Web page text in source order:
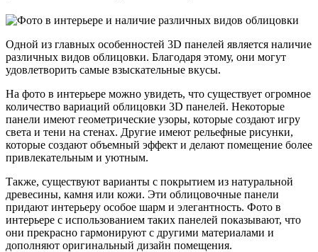
Одной из главных особенностей 3D панелей является наличие
различных видов облицовки. Благодаря этому, они могут
удовлетворить самые взыскательные вкусы.
На фото в интерьере можно увидеть, что существует огромное
количество вариаций облицовки 3D панелей. Некоторые
панели имеют геометрические узоры, которые создают игру
света и тени на стенах. Другие имеют рельефные рисунки,
которые создают объемный эффект и делают помещение более
привлекательным и уютным.
Также, существуют варианты с покрытием из натуральной
древесины, камня или кожи. Эти облицовочные панели
придают интерьеру особое шарм и элегантность. Фото в
интерьере с использованием таких панелей показывают, что
они прекрасно гармонируют с другими материалами и
дополняют оригинальный дизайн помещения.